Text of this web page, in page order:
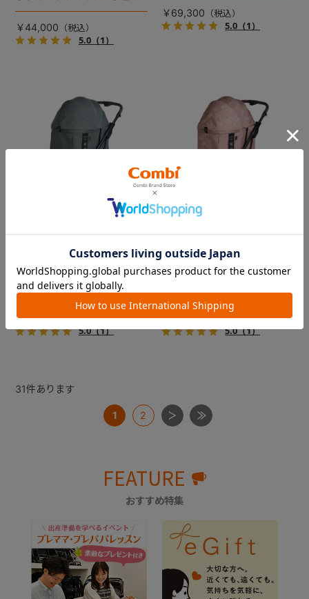
ジ！
￥44,000
5.0（1）
で、しかも1秒・自動収納機能
搭載！！
￥69,300
5.0（1）
フィカゴー アジャイル 2
『FikaGO（フィカゴー）』か
ら待望の中型犬向け『アジャ
イル２』 登場！耐荷重30kg
で、しかも1秒・自動収納機能
搭載！！
￥69,300
5.0（1）
フィカゴー アジャイル 2
『FikaGO（フィカゴー）』か
イル２』 登場！耐荷重30kg
で、しかも1秒・自動収納機能
搭載！！
￥69,300
5.0（1）
31件あります
1 2
FEATURE
おすすめ特集